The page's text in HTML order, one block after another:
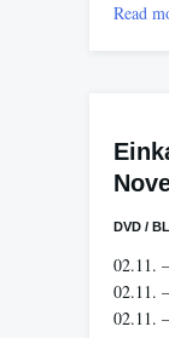
Read
DVD /
02.11.
02.11.
02.11.